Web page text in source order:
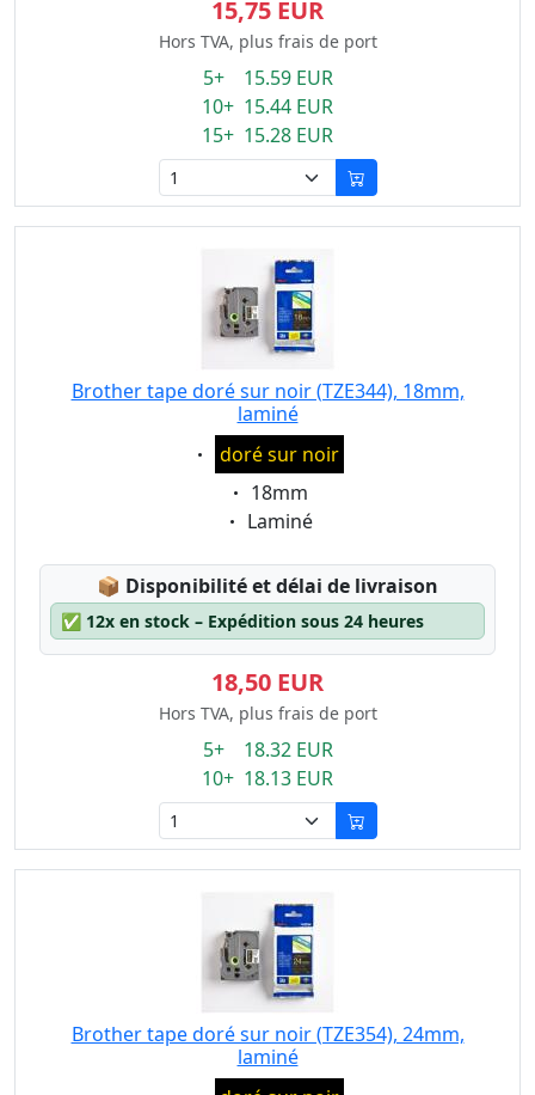
15,75 EUR
Hors TVA, plus frais de port
5+ 15.59 EUR
10+ 15.44 EUR
15+ 15.28 EUR
Brother tape doré sur noir (TZE344), 18mm,
laminé
Eigenschaft:
doré sur noir
Eigenschaft:
18mm
Eigenschaft:
Laminé
📦 Lagerstatus:
Disponibilité et délai de livraison
✅ 12x en stock – Expédition sous 24 heures
18,50 EUR
Hors TVA, plus frais de port
5+ 18.32 EUR
10+ 18.13 EUR
Brother tape doré sur noir (TZE354), 24mm,
laminé
Eigenschaft: